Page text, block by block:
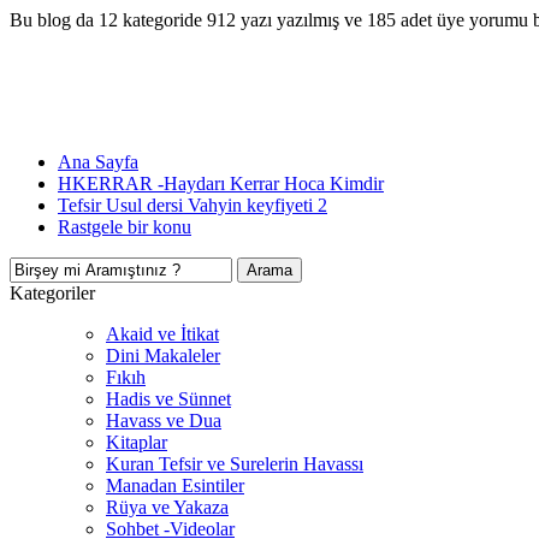
Bu blog da 12 kategoride 912 yazı yazılmış ve 185 adet üye yorumu
Ana Sayfa
HKERRAR -Haydarı Kerrar Hoca Kimdir
Tefsir Usul dersi Vahyin keyfiyeti 2
Rastgele bir konu
Kategoriler
Akaid ve İtikat
Dini Makaleler
Fıkıh
Hadis ve Sünnet
Havass ve Dua
Kitaplar
Kuran Tefsir ve Surelerin Havassı
Manadan Esintiler
Rüya ve Yakaza
Sohbet -Videolar